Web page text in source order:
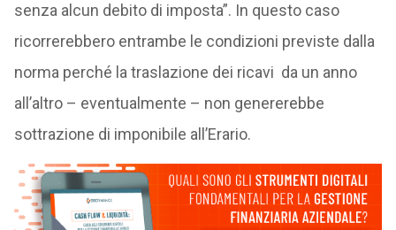
senza alcun debito di imposta”. In questo caso
ricorrerebbero entrambe le condizioni previste dalla
norma perché la traslazione dei ricavi da un anno
all’altro – eventualmente – non genererebbe
sottrazione di imponibile all’Erario.